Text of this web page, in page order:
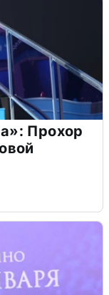
Прохор